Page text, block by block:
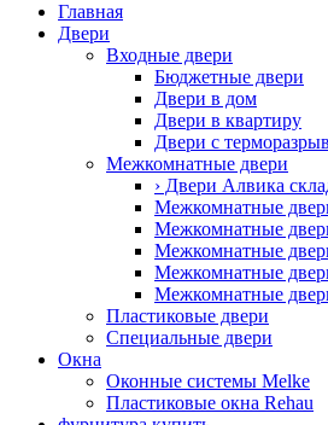
Главная
Двери
Входные двери
Бюджетные двери
Двери в дом
Двери в квартиру
Двери с
Межкомнатные двери
› Двери Алвика
Межкомнатные
Межкомнатные
Межкомнатные
Межкомнатные
Межкомнатные
Пластиковые двери
Специальные двери
Окна
Оконные системы Melke
Пластиковые окна Rehau